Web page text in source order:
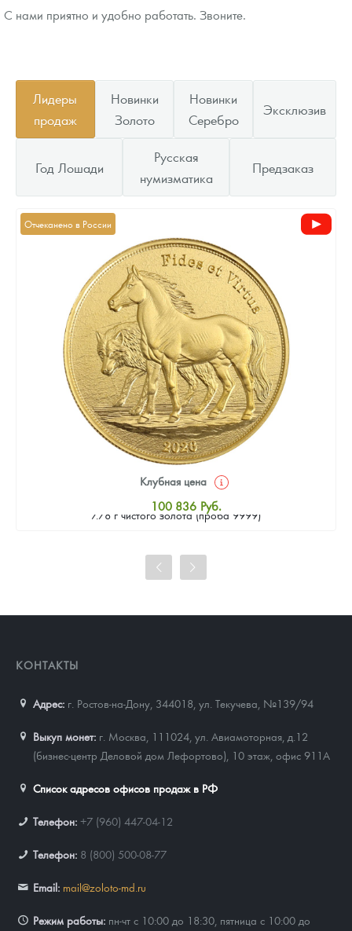
С нами приятно и удобно работать. Звоните.
Лидеры
продаж
Новинки
Золото
Новинки
Серебро
Эксклюзив
Год Лошади
Русская
нумизматика
Предзаказ
Отчеканено в России
7.78 г чистого золота (проба 9999)
Клубная цена
100 836 Руб.
Стандартная цена
Цена выкупа
КОНТАКТЫ
Адрес: г. Ростов-на-Дону, 344018 ул. Текучева, №139/94
Выкуп монет: г. Москва, 111024, ул. Авиамоторная, д.12
(бизнес-центр Деловой дом Лефортово), 10 этаж, офис 911А
Список адресов офисов продаж в РФ
Телефон: +7 (960) 447-04-12
Телефон: 8 (800) 500-08-77
Email: mail@zoloto-md.ru
Режим работы: пн-чт с 10:00 до 18:30, пятница с 10:00 до